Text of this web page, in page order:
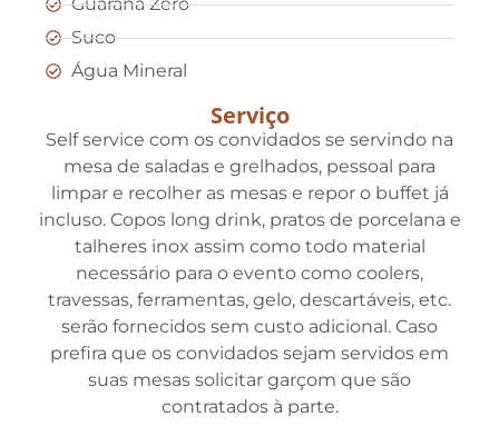
Suco
Água Mineral
Serviço
Self service com os convidados se servindo na
mesa de saladas e grelhados, pessoal para
limpar e recolher as mesas e repor o buffet já
incluso. Copos long drink, pratos de porcelana e
talheres inox assim como todo material
necessário para o evento como coolers,
travessas, ferramentas, gelo, descartáveis, etc.
serão fornecidos sem custo adicional. Caso
prefira que os convidados sejam servidos em
suas mesas solicitar garçom que são
contratados à parte.